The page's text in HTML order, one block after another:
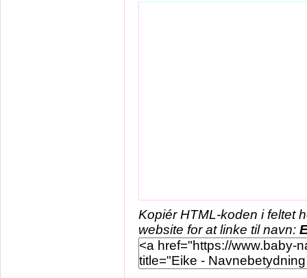
Kopiér HTML-koden i feltet
website for at linke til navn: